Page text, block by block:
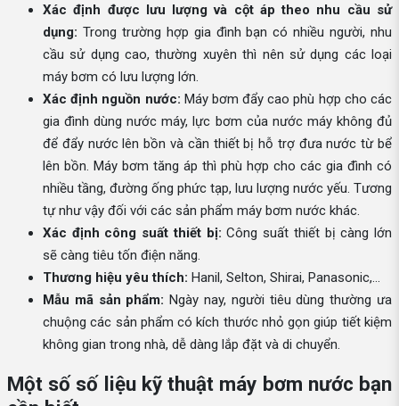
Xác định được lưu lượng và cột áp theo nhu cầu sử
dụng: Trong trường hợp gia đình bạn có nhiều người, nhu
cầu sử dụng cao, thường xuyên thì nên sử dụng các loại
máy bơm có lưu lượng lớn.
Xác định nguồn nước: Máy bơm đẩy cao phù hợp cho các
gia đình dùng nước máy, lực bơm của nước máy không đủ
để đẩy nước lên bồn và cần thiết bị hỗ trợ đưa nước từ bể
lên bồn. Máy bơm tăng áp thì phù hợp cho các gia đình có
nhiều tầng, đường ống phức tạp, lưu lượng nước yếu. Tương
tự như vậy đối với các sản phẩm máy bơm nước khác.
Xác định công suất thiết bị: Công suất thiết bị càng lớn
sẽ càng tiêu tốn điện năng.
Thương hiệu yêu thích: Hanil, Selton, Shirai, Panasonic,...
Mẫu mã sản phẩm: Ngày nay, người tiêu dùng thường ưa
chuộng các sản phẩm có kích thước nhỏ gọn giúp tiết kiệm
không gian trong nhà, dễ dàng lắp đặt và di chuyển.
Một số số liệu kỹ thuật máy bơm nước bạn